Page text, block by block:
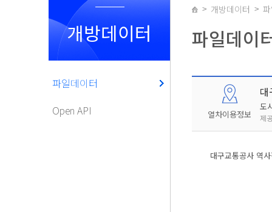
개방데이터
파일데이터
Open API
개방데이터
파일데이
열차이용정보
도
제
대구교통공사 역